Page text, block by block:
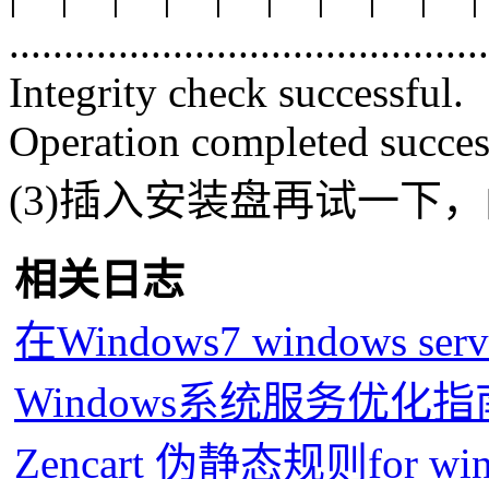
Integrity check successful.
Operation completed
(3)插入安装盘再试一下
相关日志
在Windows7 windows
Windows系统服务优化指
Zencart 伪静态规则for